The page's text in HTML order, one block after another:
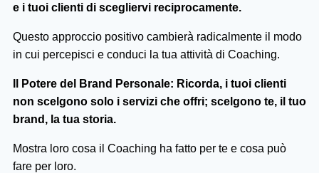
e i tuoi clienti di scegliervi reciprocamente.
Questo approccio positivo cambierà radicalmente il modo
in cui percepisci e conduci la tua attività di Coaching.
Il Potere del Brand Personale: Ricorda, i tuoi clienti
non scelgono solo i servizi che offri; scelgono te, il tuo
brand, la tua storia.
Mostra loro cosa il Coaching ha fatto per te e cosa può
fare per loro.